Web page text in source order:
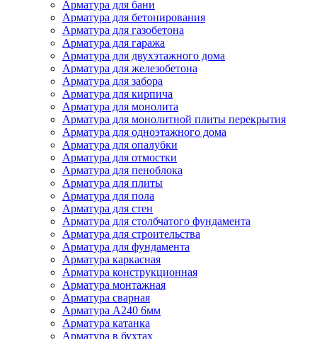
Арматура для бани
Арматура для бетонирования
Арматура для газобетона
Арматура для гаража
Арматура для двухэтажного дома
Арматура для железобетона
Арматура для забора
Арматура для кирпича
Арматура для монолита
Арматура для монолитной плиты перекрытия
Арматура для одноэтажного дома
Арматура для опалубки
Арматура для отмостки
Арматура для пеноблока
Арматура для плиты
Арматура для пола
Арматура для стен
Арматура для столбчатого фундамента
Арматура для строительства
Арматура для фундамента
Арматура каркасная
Арматура конструкционная
Арматура монтажная
Арматура сварная
Арматура А240 6мм
Арматура катанка
Арматура в бухтах